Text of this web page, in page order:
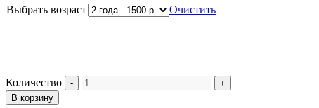
Выбрать возраст Очистить
Количество
В корзину